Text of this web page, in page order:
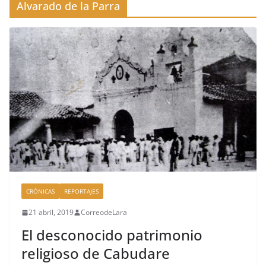
Alvarado de la Parra
CRÓNICAS REPORTAJES
21 abril, 2019 CorreodeLara
El desconocido patrimonio
religioso de Cabudare